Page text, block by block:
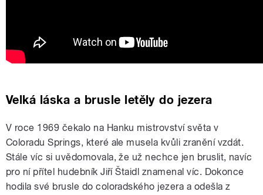
Velká láska a brusle letěly do jezera
V roce 1969 čekalo na Hanku mistrovství světa v
Coloradu Springs, které ale musela kvůli zranění vzdát.
Stále víc si uvědomovala, že už nechce jen bruslit, navíc
pro ní přítel hudebník Jiří Štaidl znamenal víc. Dokonce
hodila své brusle do coloradského jezera a odešla z